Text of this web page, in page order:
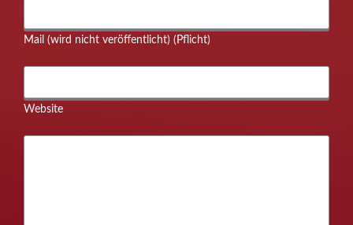
Mail (wird nicht veröffentlicht) (Pflicht)
Website